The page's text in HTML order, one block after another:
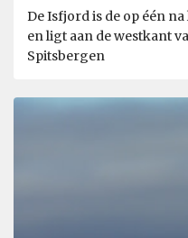
De Isfjord is de op één
en ligt aan de westkant
Spitsbergen